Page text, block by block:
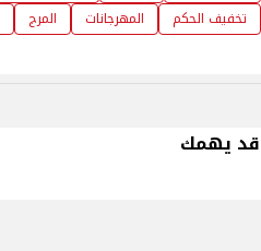
تخفيف الحكم
المهرجانات المرج
قد يهمك